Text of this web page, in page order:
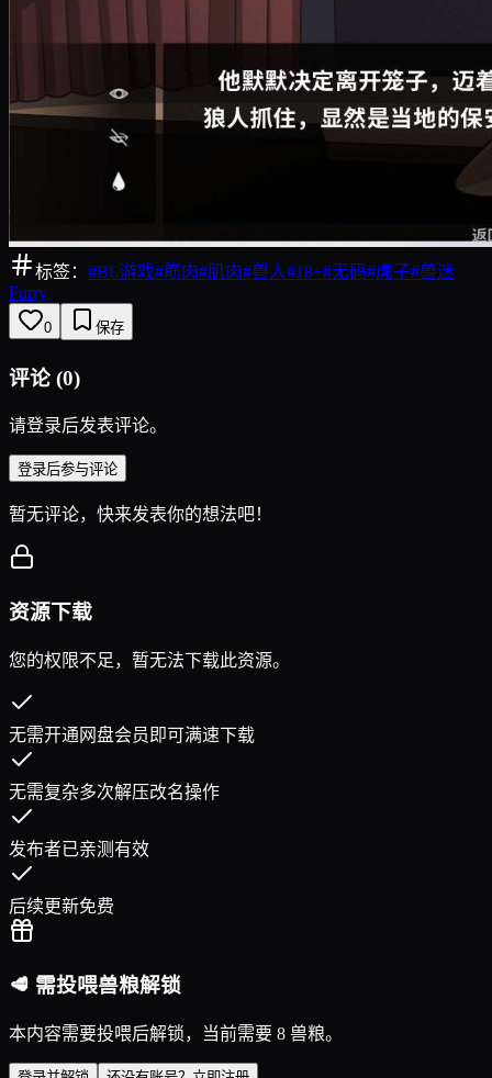
标签： #BL游戏#筋肉#肌肉#兽人#18+#无码#虎子#兽迷
Furry
0 保存
评论 (0)
请登录后发表评论。
登录后参与评论
暂无评论，快来发表你的想法吧！
资源下载
您的权限不足，暂无法下载此资源。
无需开通网盘会员即可满速下载
无需复杂多次解压改名操作
发布者已亲测有效
后续更新免费
🥩 需投喂兽粮解锁
本内容需要投喂后解锁，当前需要 8 兽粮。